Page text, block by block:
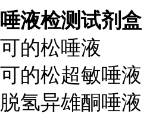
唾液检测试剂盒
可的松唾液
可的松超敏唾液
脱氢异雄酮唾液